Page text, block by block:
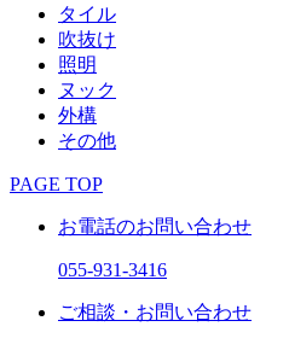
タイル
吹抜け
照明
ヌック
外構
その他
PAGE TOP
お電話のお問い合わせ
055-931-3416
ご相談・お問い合わせ